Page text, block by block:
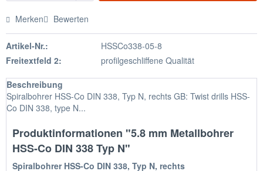
Merken Bewerten
Artikel-Nr.:
HSSCo338-05-8
Freitextfeld 2:
profilgeschliffene Qualität
Beschreibung
Spiralbohrer HSS-Co DIN 338, Typ N, rechts GB: Twist drills HSS-
Co DIN 338, type N...
Produktinformationen "5.8 mm Metallbohrer
HSS-Co DIN 338 Typ N"
Spiralbohrer HSS-Co DIN 338, Typ N, rechts